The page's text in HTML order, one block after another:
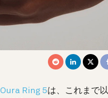
Oura Ring 5は、これまで以